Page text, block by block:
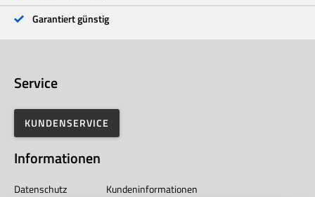
Garantiert günstig
Service
KUNDENSERVICE
Informationen
Datenschutz
Kundeninformationen